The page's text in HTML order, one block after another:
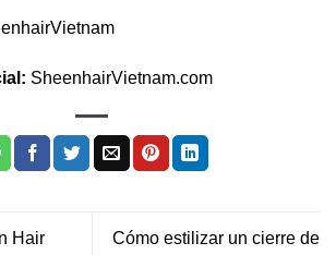
SheenhairVietnam.com
Hair
Cómo estilizar un cierre de